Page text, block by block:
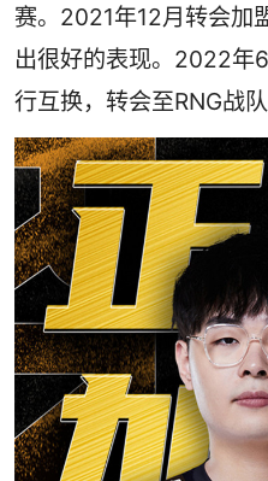
赛。2021年12月转会加
出很好的表现。2022年
行互换，转会至RNG战队